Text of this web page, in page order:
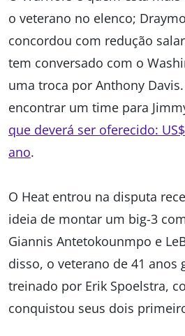
o veterano no elenco;
concordou com redução
tem conversado com o
uma troca por Anthony
encontrar um time para
que deverá ser oferecido:
ano.
O Heat entrou na disputa
ideia de montar um big-3
Giannis Antetokounmpo e
disso, o veterano de 41 anos
treinado por Erik Spoelstra,
conquistou seus dois